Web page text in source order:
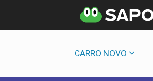
CARRO NOVO